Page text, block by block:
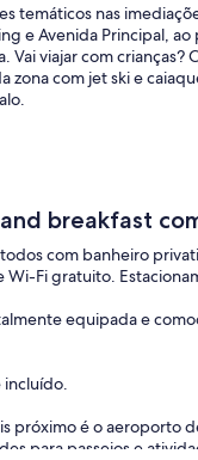
comentários
temáticos nas
e Avenida Principal,
viajar com crianças?
zona com jet ski e
breakfast
com banheiro
Fi gratuito.
equipada e
incluído.
próximo é o aeroporto
para passeios e